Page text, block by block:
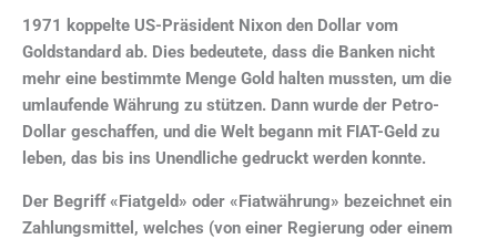
1971 koppelte US-Präsident Nixon den Dollar vom
Goldstandard ab. Dies bedeutete, dass die Banken nicht
mehr eine bestimmte Menge Gold halten mussten, um die
umlaufende Währung zu stützen. Dann wurde der Petro-
Dollar geschaffen, und die Welt begann mit FIAT-Geld zu
leben, das bis ins Unendliche gedruckt werden konnte.
Der Begriff «Fiatgeld» oder «Fiatwährung» bezeichnet ein
Zahlungsmittel, welches (von einer Regierung oder einem